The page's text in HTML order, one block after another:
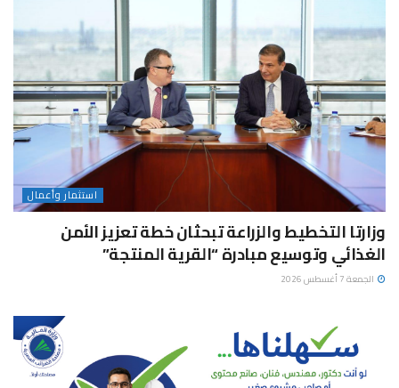
استثمار وأعمال
وزارتا التخطيط والزراعة تبحثان خطة تعزيز الأمن
الغذائي وتوسيع مبادرة “القرية المنتجة”
الجمعة 7 أغسطس 2026